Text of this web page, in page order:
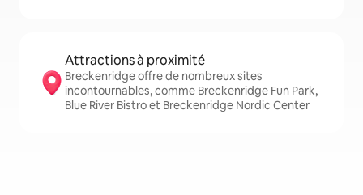
Attractions à proximité
Breckenridge offre de nombreux sites
incontournables, comme Breckenridge Fun Park,
Blue River Bistro et Breckenridge Nordic Center